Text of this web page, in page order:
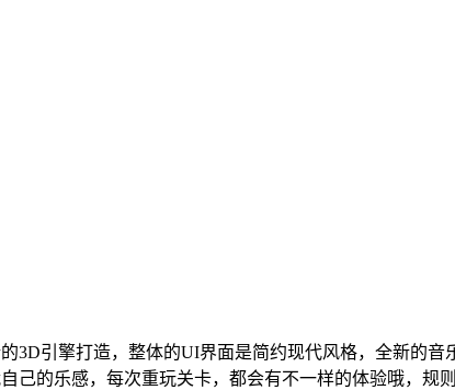
3D引擎打造，整体的UI界面是简约现代风格，全新的
己的乐感，每次重玩关卡，都会有不一样的体验哦，规